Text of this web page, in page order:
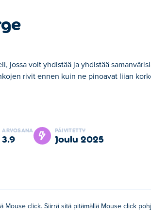
jossa voit yhdistää ja yhdistää
rivit ennen kuin ne pinoavat liian
tai -numeroisia kuutioita. Kilpaile
yhdistelmään. Pystytkö
ARVOSANA
3.9
PÄIVITETTY
joulu 2025
Mouse click. Siirrä sitä pitämällä Mouse click